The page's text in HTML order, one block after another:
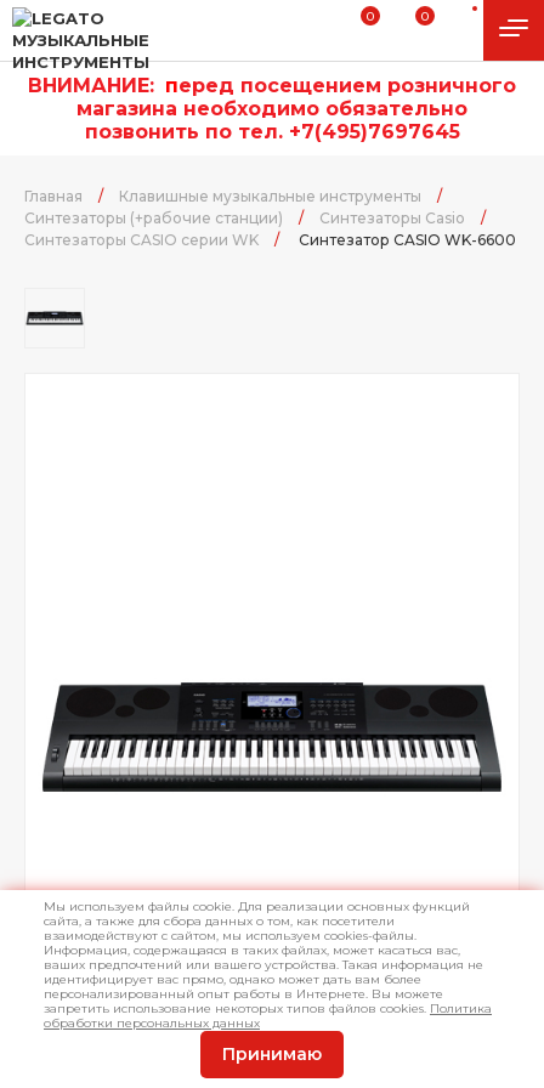
0 0
ВНИМАНИЕ: перед посещением розничного
магазина необходимо обязательно
позвонить по тел. +7(495)7697645
Главная / Клавишные музыкальные инструменты
/
Синтезаторы (+рабочие станции)
/ Синтезаторы Casio
/
Синтезаторы CASIO серии WK
/ Синтезатор CASIO WK-6600
Мы используем файлы cookie. Для реализации основных функций
сайта, а также для сбора данных о том, как посетители
взаимодействуют с сайтом, мы используем cookies-файлы.
Информация, содержащаяся в таких файлах, может касаться вас,
ваших предпочтений или вашего устройства. Такая информация не
идентифицирует вас прямо, однако может дать вам более
персонализированный опыт работы в Интернете. Вы можете
запретить использование некоторых типов файлов cookies. Политика
обработки персональных данных
Принимаю